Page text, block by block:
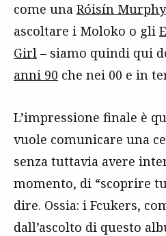
come una Róisín Murphy
ascoltare i Moloko o gli
Girl – siamo quindi qui
anni 90 che nei 00 e in
L’impressione finale è
vuole comunicare una
senza tuttavia avere
momento, di “scoprire
dire. Ossia: i Fcukers,
dall’ascolto di questo